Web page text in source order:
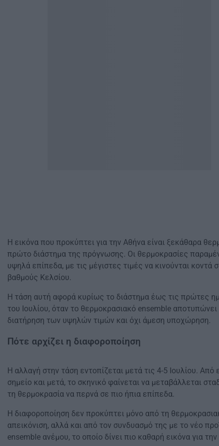
Η εικόνα που προκύπτει για την Αθήνα είναι ξεκάθαρα
πρώτο διάστημα της πρόγνωσης. Οι θερμοκρασίες
υψηλά επίπεδα, με τις μέγιστες τιμές να κινούνται κοντά
βαθμούς Κελσίου.
Η τάση αυτή αφορά κυρίως το διάστημα έως τις πρώτες
του Ιουλίου, όταν το θερμοκρασιακό ensemble αποτυπώνει
διατήρηση των υψηλών τιμών και όχι άμεση υποχώρηση.
Πότε αρχίζει η διαφοροποίηση
Η αλλαγή στην τάση εντοπίζεται μετά τις 4-5 Ιουλίου. Από
σημείο και μετά, το σκηνικό φαίνεται να μεταβάλλεται
τη θερμοκρασία να περνά σε πιο ήπια επίπεδα.
Η διαφοροποίηση δεν προκύπτει μόνο από τη
απεικόνιση, αλλά και από τον συνδυασμό της με το νέο
ensemble ανέμου, το οποίο δίνει πιο καθαρή εικόνα για την